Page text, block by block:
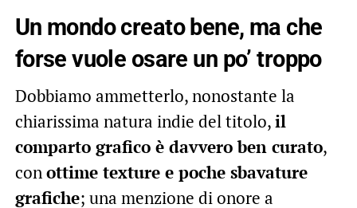
Un mondo creato bene, ma che
forse vuole osare un po’ troppo
Dobbiamo ammetterlo, nonostante la
chiarissima natura indie del titolo,il
comparto grafico è davvero ben curato,
conottime texture e poche sbavature
grafiche; una menzione di onore a